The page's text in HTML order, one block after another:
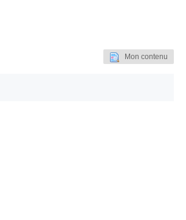
Mon contenu